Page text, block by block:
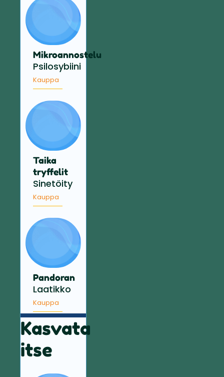
Mikroannostelu
Psilosybiini
Kauppa
Taika
tryffelit
Sinetöity
Kauppa
Pandoran
Laatikko
Kauppa
Kasvata
itse